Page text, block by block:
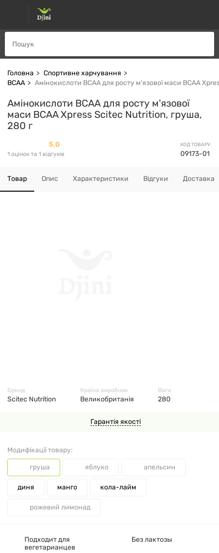
Головна
Спортивне харчування
ВСАА
Амінокислоти ВСАА для росту м'язової маси BCAA
Амінокислоти ВСАА для росту м'язової
маси BCAA Xpress Scitec Nutrition, груша,
280 г
КОД ТОВАРУ:
09173-01
5.0
1 оцінок та 1 відгуків
Товар Опис Характеристики Відгуки Доставка
Гарантія якості
Модифікації товару:
груша яблуко апельсин
диня манго кола-лайм
рожевий лимонад
Подходит для
вегетарианцев
Без лактозы
Бренд
Scitec Nutrition
Країна виробник
Великобританія
Вага
280